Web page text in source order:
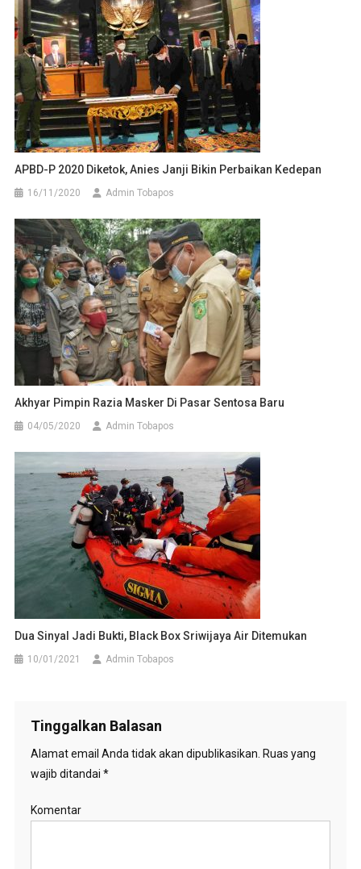
APBD-P 2020 Diketok, Anies Janji Bikin Perbaikan Kedepan
16/11/2020 Admin Tobapos
Akhyar Pimpin Razia Masker Di Pasar Sentosa Baru
04/05/2020 Admin Tobapos
Dua Sinyal Jadi Bukti, Black Box Sriwijaya Air Ditemukan
10/01/2021 Admin Tobapos
Tinggalkan Balasan
Alamat email Anda tidak akan dipublikasikan. Ruas yang
wajib ditandai *
Komentar